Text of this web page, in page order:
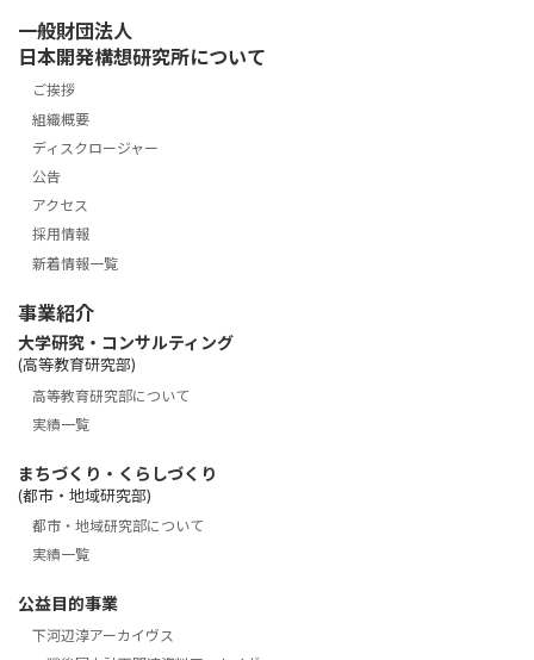
一般財団法人
日本開発構想研究所について
ご挨拶
組織概要
ディスクロージャー
公告
アクセス
採用情報
新着情報一覧
事業紹介
大学研究・コンサルティング
(高等教育研究部)
高等教育研究部について
実績一覧
まちづくり・くらしづくり
(都市・地域研究部)
都市・地域研究部について
実績一覧
公益目的事業
下河辺淳アーカイヴス